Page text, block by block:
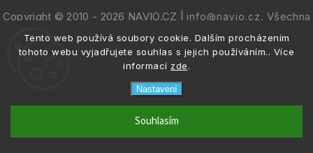
Tento web používá soubory cookie. Dalším procházením
tohoto webu vyjadřujete souhlas s jejich používáním.. Více
informací zde.
Nastavení
Souhlasím
Copyright © 2010 - 2026 NAVIO.CZ info@navio.cz. Všechna
práva vyhrazena.